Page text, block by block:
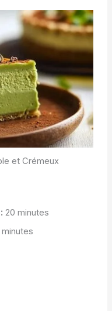
et Crémeux
20 minutes